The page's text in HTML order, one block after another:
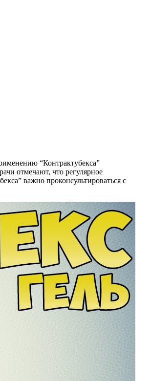
“Контрактубекса”
отмечают, что регулярное
важно проконсультироваться с